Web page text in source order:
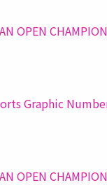
OPEN
Graphic
OPEN